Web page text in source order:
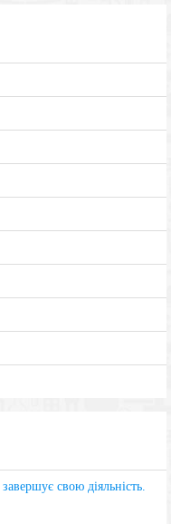
свою діяльність.